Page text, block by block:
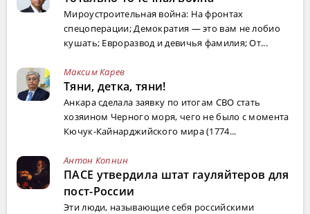
Мироустроительная война: На фронтах
спецоперации; Демократия — это вам не лобио
кушать; Евроразвод и девичья фамилия; От...
Максим Карев
Тяни, детка, тяни!
Анкара сделала заявку по итогам СВО стать
хозяином Черного моря, чего не было с момента
Кючук-Кайнарджийского мира (1774...
Антон Копнин
ПАСЕ утвердила штат гауляйтеров для
пост-России
Эти люди, называющие себя российскими